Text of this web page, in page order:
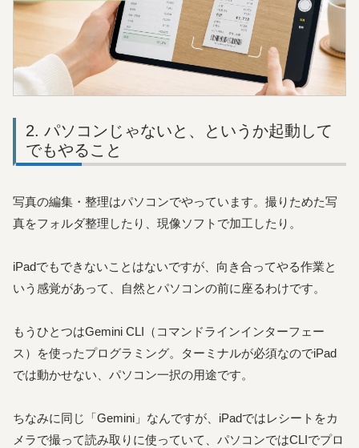
パソコンじゃないと、というか起動して
でもやること
写真の編集・整理はパソコンでやっています。撮りためた写
真をフォルダ整理したり、現像ソフトで加工したり。
iPadでもできないことはないですが、向き合ってやる作業と
いう感覚があって、自然とパソコンの前に座るわけです。
もうひとつはGemini CLI（コマンドラインインターフェー
ス）を使ったプログラミング。ターミナルが必須なのでiPad
では動かせない、パソコン一択の用途です。
ちなみに同じ「Gemini」なんですが、iPadではレシートをカ
メラで撮って読み取りに使っていて、パソコンではCLIでプロ